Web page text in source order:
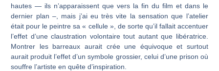
hautes — ils n’apparaissent que vers la fin du film et dans le
dernier plan –, mais j’ai eu très vite la sensation que l’atelier
était pour le peintre sa « cellule », de sorte qu’il fallait accen­tuer
l’effet d’une claustration volontaire tout autant que libératrice.
Montrer les barreaux aurait crée une équivoque et surtout
aurait produit l’effet d’un symbole grossier, celui d’une prison où
souffre l’artiste en quête d’inspiration.